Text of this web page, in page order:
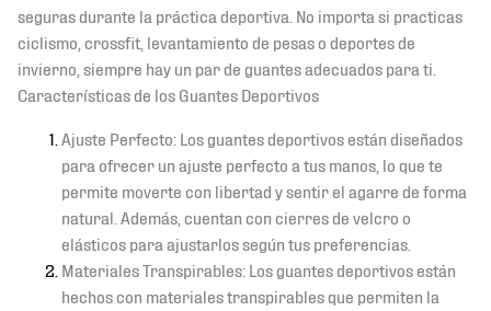
seguras durante la práctica deportiva. No importa si practicas
ciclismo, crossfit, levantamiento de pesas o deportes de
invierno, siempre hay un par de guantes adecuados para ti.
Características de los Guantes Deportivos
Ajuste Perfecto: Los guantes deportivos están diseñados
para ofrecer un ajuste perfecto a tus manos, lo que te
permite moverte con libertad y sentir el agarre de forma
natural. Además, cuentan con cierres de velcro o
elásticos para ajustarlos según tus preferencias.
Materiales Transpirables: Los guantes deportivos están
hechos con materiales transpirables que permiten la